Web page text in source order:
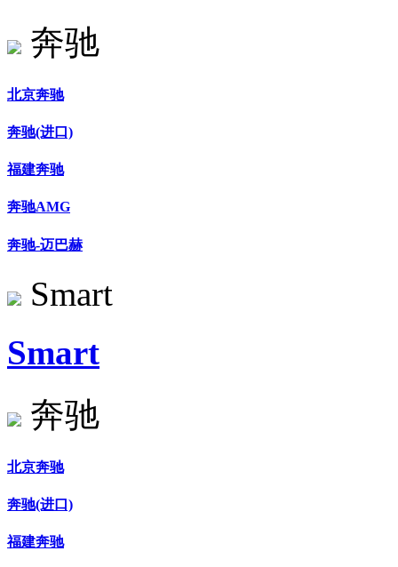
奔驰
北京奔驰
奔驰(进口)
福建奔驰
奔驰AMG
奔驰-迈巴赫
Smart
Smart
奔驰
北京奔驰
奔驰(进口)
福建奔驰